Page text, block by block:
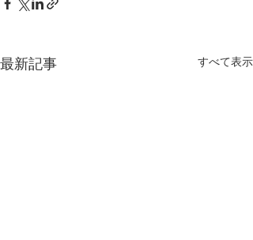
最新記事 すべて表示